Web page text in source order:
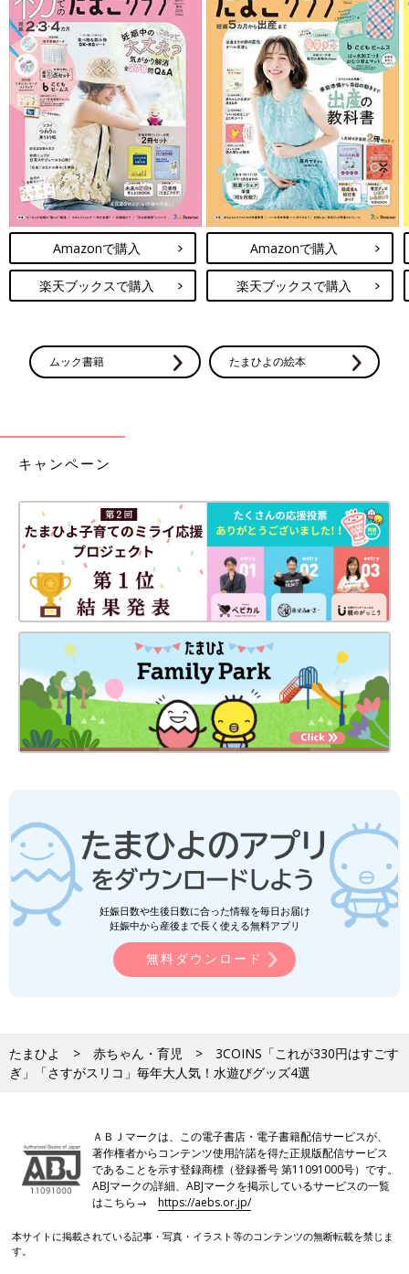
Amazonで購入
楽天ブックスで購入
Amazonで購入
楽天ブックスで購入
ムック書籍 たまひよの絵本
キャンペーン
妊娠日数や生後日数に合った情報を毎日お届け
妊娠中から産後まで長く使える無料アプリ
無料ダウンロード
たまひよ 赤ちゃん・育児
3COINS「これが330円はすごす
ぎ」「さすがスリコ」毎年大人気！水遊びグッズ4選
ＡＢＪマークは、この電子書店・電子書籍配信サービスが、
著作権者からコンテンツ使用許諾を得た正規版配信サービス
であることを示す登録商標（登録番号 第11091000号）です。
ABJマークの詳細、ABJマークを掲示しているサービスの一覧
はこちら→https://aebs.or.jp/
本サイトに掲載されている記事・写真・イラスト等のコンテンツの無断転載を禁じま
す。